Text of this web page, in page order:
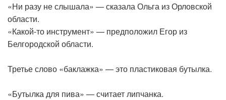
«Ни разу не слышала» — сказала Ольга из Орловской
области.
«Какой-то инструмент» — предположил Егор из
Белгородской области.
Третье слово «баклажка» — это пластиковая бутылка.
«Бутылка для пива» — считает липчанка.